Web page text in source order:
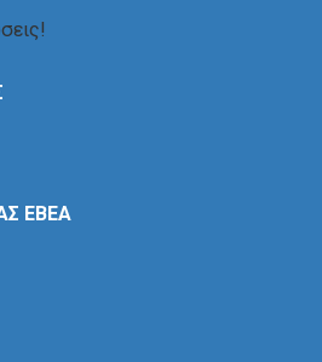
ΕΒΕΑ